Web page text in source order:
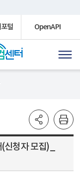
털 OpenAPI
청자 모집)_